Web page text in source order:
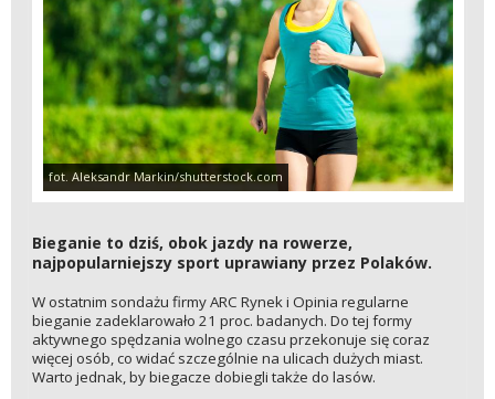
fot. Aleksandr Markin/shutterstock.com
Bieganie to dziś, obok jazdy na rowerze,
najpopularniejszy sport uprawiany przez Polaków.
W ostatnim sondażu firmy ARC Rynek i Opinia regularne
bieganie zadeklarowało 21 proc. badanych. Do tej formy
aktywnego spędzania wolnego czasu przekonuje się coraz
więcej osób, co widać szczególnie na ulicach dużych miast.
Warto jednak, by biegacze dobiegli także do lasów.